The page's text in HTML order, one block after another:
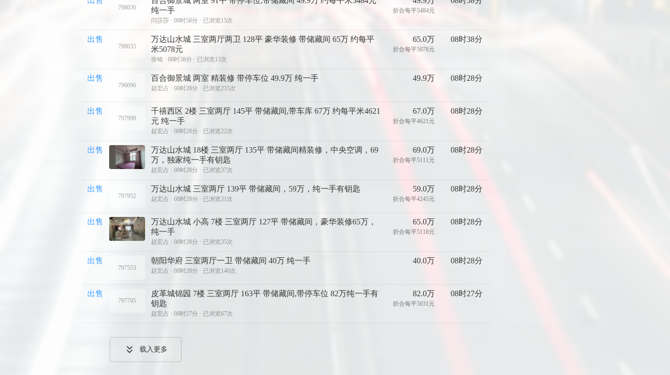
798036
纯一手
闫莎莎 ·08时58分 · 已浏览15次
折合每平5484元
出售
798035
万达山水城 三室两厅两卫 128平 豪华装修 带储藏间 65万 约每平
米5078元
徐铭 ·08时38分 · 已浏览13次
65.0万
折合每平5078元
08时38分
出售
796096
百合御景城 两室 精装修 带停车位 49.9万 纯一手
赵宏占 ·08时28分 · 已浏览235次
49.9万 08时28分
出售
797998
千禧西区 2楼 三室两厅 145平 带储藏间,带车库 67万 约每平米4621
元 纯一手
赵宏占 ·08时28分 · 已浏览22次
67.0万
折合每平4621元
08时28分
出售
万达山水城 18楼 三室两厅 135平 带储藏间精装修，中央空调，69
万，独家纯一手有钥匙
赵宏占 ·08时28分 · 已浏览37次
69.0万
折合每平5111元
08时28分
出售
797952
万达山水城 三室两厅 139平 带储藏间，59万，纯一手有钥匙
赵宏占 ·08时28分 · 已浏览31次
59.0万
折合每平4245元
08时28分
出售
万达山水城 小高 7楼 三室两厅 127平 带储藏间，豪华装修65万，
纯一手
赵宏占 ·08时28分 · 已浏览35次
65.0万
折合每平5118元
08时28分
出售
797553
朝阳华府 三室两厅一卫 带储藏间 40万 纯一手
赵宏占 ·08时28分 · 已浏览140次
40.0万 08时28分
出售
797705
皮革城锦园 7楼 三室两厅 163平 带储藏间,带停车位 82万纯一手有
钥匙
赵宏占 ·08时27分 · 已浏览67次
82.0万
折合每平5031元
08时27分
载入更多